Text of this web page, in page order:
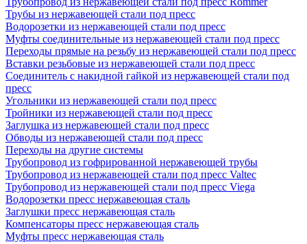
Трубы из нержавеющей стали под пресс
Водорозетки из нержавеющей стали под пресс
Муфты соединительные из нержавеющей стали под пресс
Переходы прямые на резьбу из нержавеющей стали под пресс
Вставки резьбовые из нержавеющей стали под пресс
Соединитель с накидной гайкой из нержавеющей стали под
пресс
Угольники из нержавеющей стали под пресс
Тройники из нержавеющей стали под пресс
Заглушка из нержавеющей стали под пресс
Обводы из нержавеющей стали под пресс
Переходы на другие системы
Трубопровод из гофрированной нержавеющей трубы
Трубопровод из нержавеющей стали под пресс Valtec
Трубопровод из нержавеющей стали под пресс Viega
Водорозетки пресс нержавеющая сталь
Заглушки пресс нержавеющая сталь
Компенсаторы пресс нержавеющая сталь
Муфты пресс нержавеющая сталь